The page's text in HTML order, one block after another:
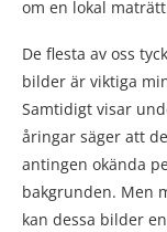
om en lokal
De flesta av oss
bilder är viktiga
Samtidigt visar
åringar säger att
antingen okända
bakgrunden. Men
kan dessa bilder